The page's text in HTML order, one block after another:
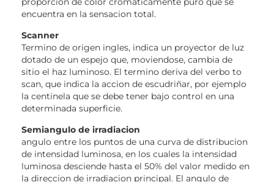
encuentra en la sensacion total.
Scanner
Termino de origen ingles, indica un proyector de luz
dotado de un espejo que, moviendose, cambia de
sitio el haz luminoso. El termino deriva del verbo to
scan, que indica la accion de escudriñar, por ejemplo
la centinela que se debe tener bajo control en una
determinada superficie.
Semiangulo de irradiacion
angulo entre los puntos de una curva de distribucion
de intensidad luminosa, en los cuales la intensidad
luminosa desciende hasta el 50% del valor medido en
la direccion de irradiacion principal. El angulo de